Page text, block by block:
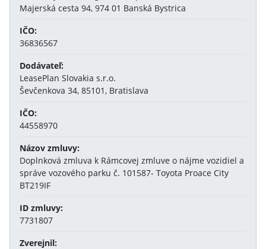
Majerská cesta 94, 974 01 Banská Bystrica
IČO:
36836567
Dodávateľ:
LeasePlan Slovakia s.r.o.
Ševčenkova 34, 85101, Bratislava
IČO:
44558970
Názov zmluvy:
Doplnková zmluva k Rámcovej zmluve o nájme vozidiel a
správe vozového parku č. 101587- Toyota Proace City
BT219IF
ID zmluvy:
7731807
Zverejnil: